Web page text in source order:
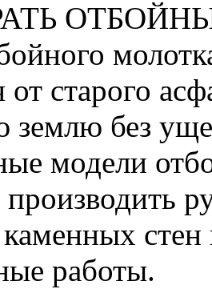
от старого
землю без
модели
стен
работы.